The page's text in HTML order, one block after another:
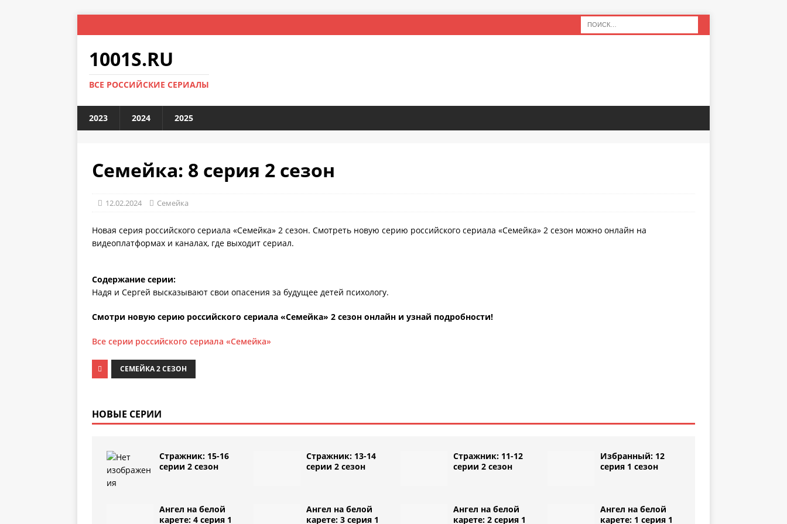
1001S.RU
ВСЕ РОССИЙСКИЕ СЕРИАЛЫ
2023 2024 2025
Семейка: 8 серия 2 сезон
12.02.2024 Семейка
Новая серия российского сериала «Семейка» 2 сезон. Смотреть новую серию российского сериала «Семейка» 2 сезон можно онлайн на
видеоплатформах и каналах, где выходит сериал.
Содержание серии:
Надя и Сергей высказывают свои опасения за будущее детей психологу.
Смотри новую серию российского сериала «Семейка» 2 сезон онлайн и узнай подробности!
Все серии российского сериала «Семейка»
СЕМЕЙКА 2 СЕЗОН
НОВЫЕ СЕРИИ
Стражник: 15-16
серии 2 сезон
Стражник: 13-14
серии 2 сезон
Стражник: 11-12
серии 2 сезон
Избранный: 12
серия 1 сезон
Ангел на белой
карете: 4 серия 1
Ангел на белой
карете: 3 серия 1
Ангел на белой
карете: 2 серия 1
Ангел на белой
карете: 1 серия 1